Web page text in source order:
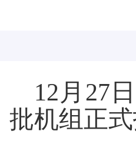
12月27
批机组正式